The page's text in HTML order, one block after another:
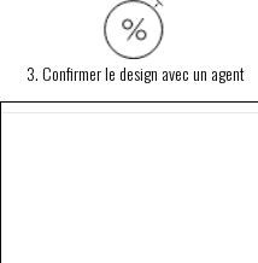
3. Confirmer le design avec un agent